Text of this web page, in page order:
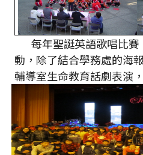
每年聖誔英語歌唱比賽
動，除了結合學務處的海
輔導室生命教育話劇表演